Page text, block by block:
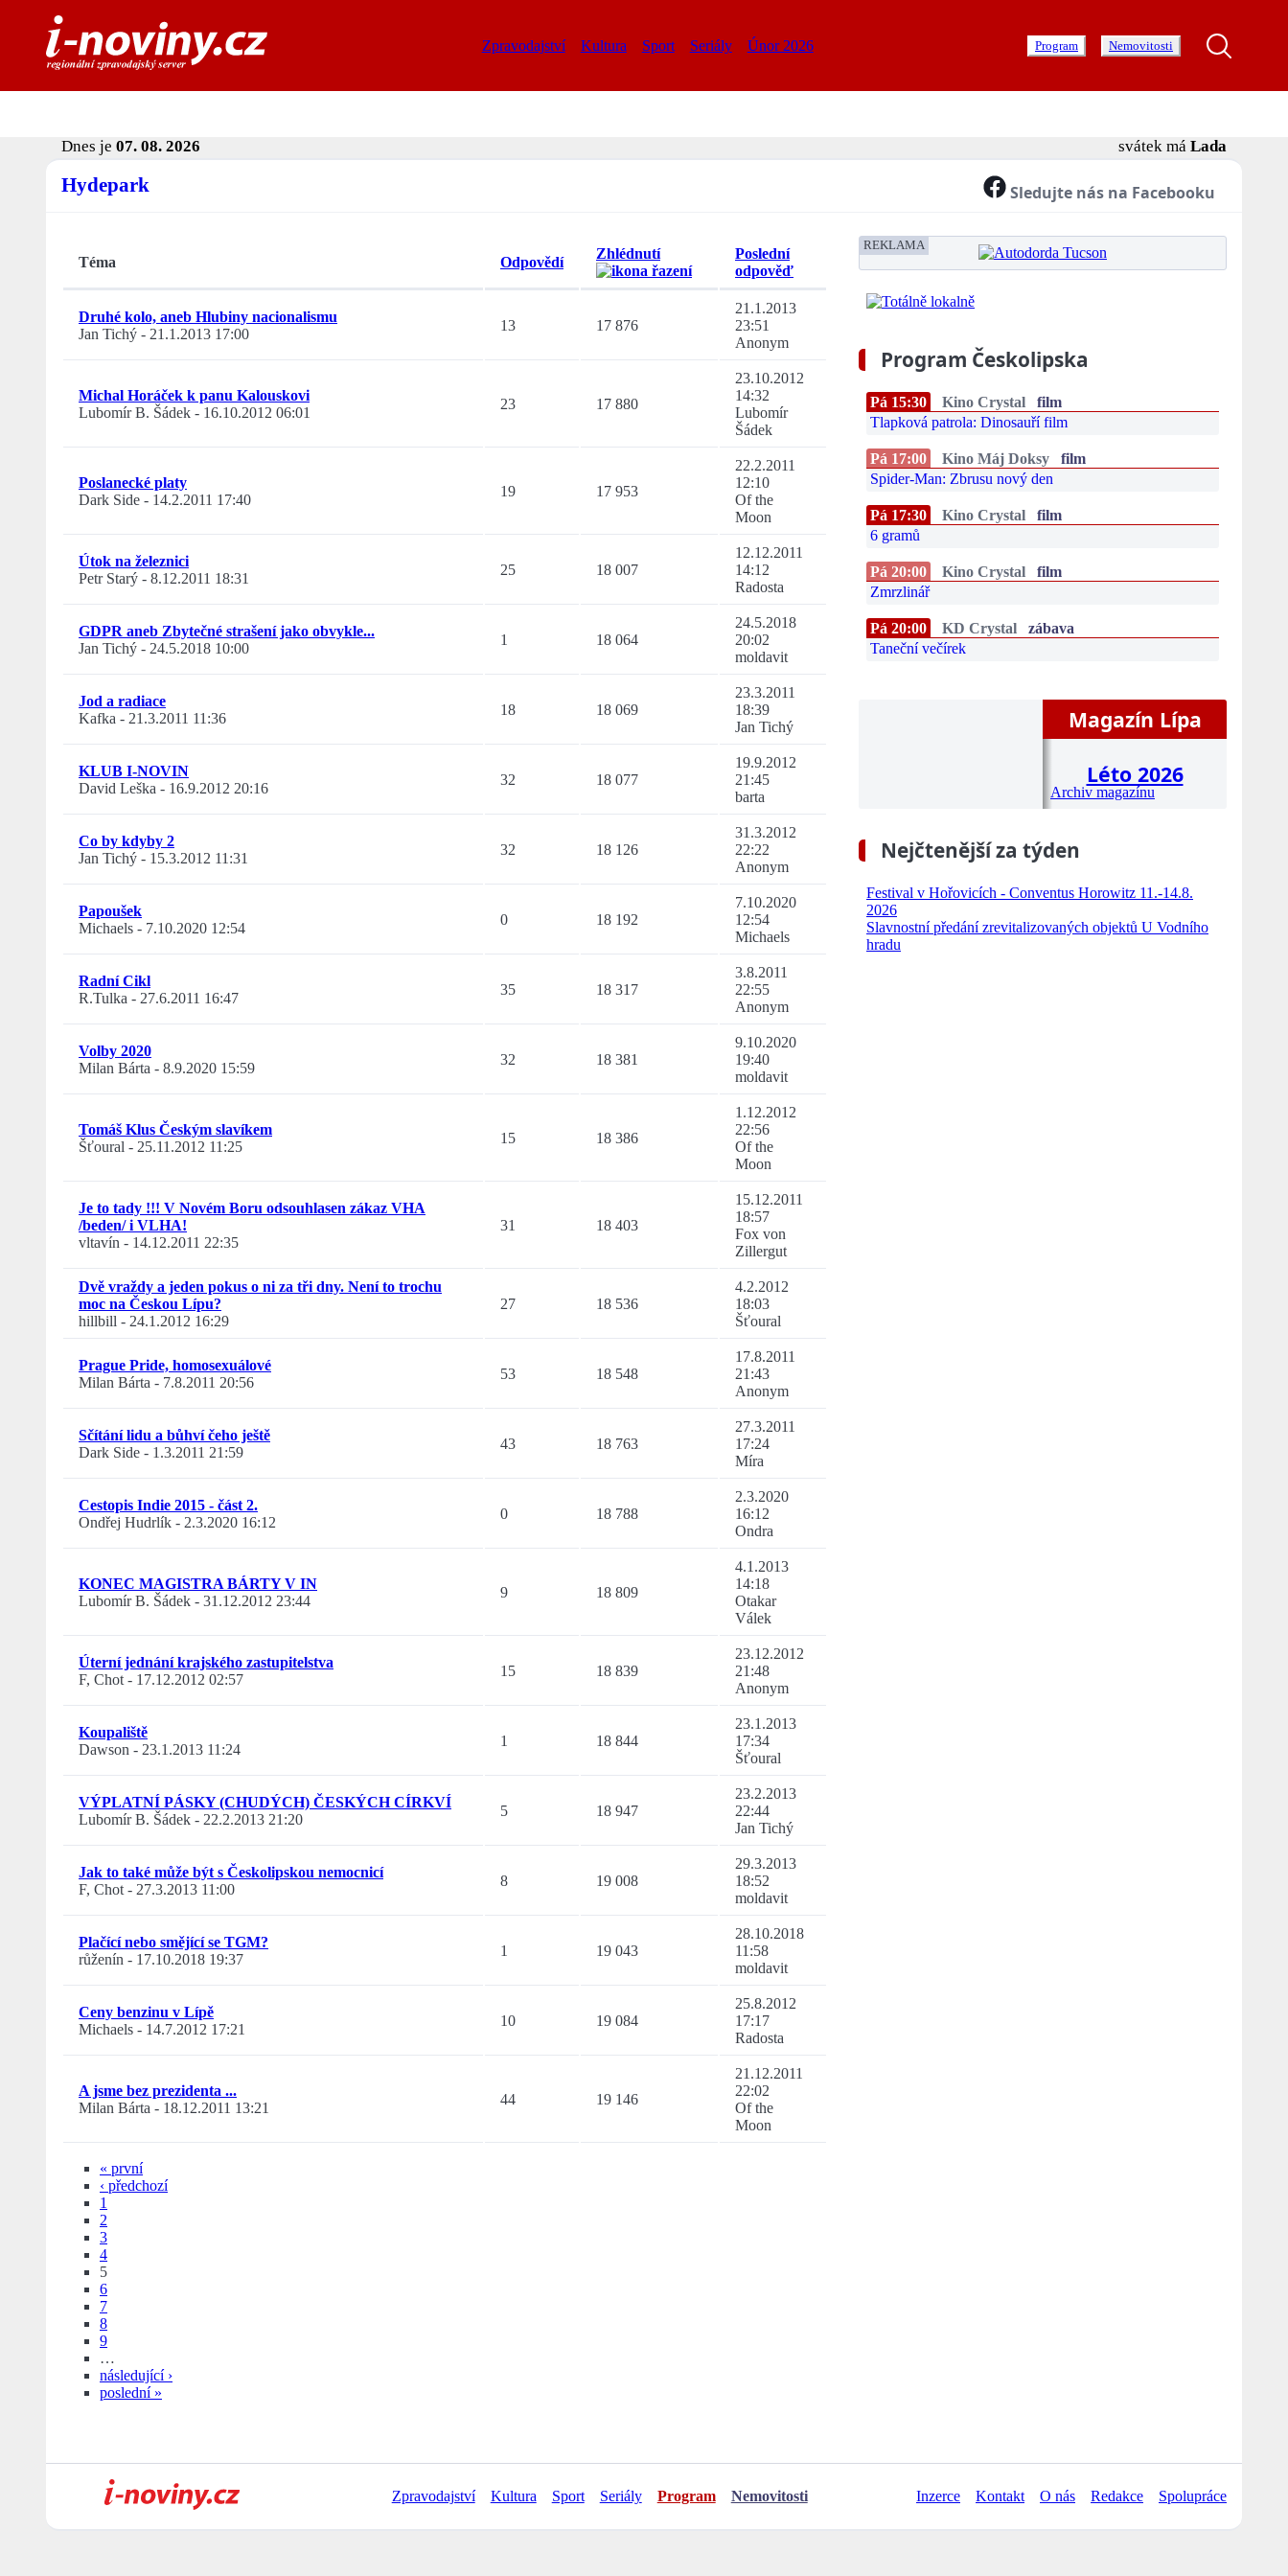
Zpravodajství Kultura Sport Seriály Únor 2026 Program Nemovitosti
Dnes je 07. 08. 2026 svátek má Lada
Hydepark Sledujte nás na Facebooku
Téma Odpovědí
Zhlédnutí
Poslední
odpověď
Druhé kolo, aneb Hlubiny nacionalismu
Jan Tichý - 21.1.2013 17:00
13 17 876
21.1.2013
23:51
Anonym
Michal Horáček k panu Kalouskovi
Lubomír B. Šádek - 16.10.2012 06:01
23 17 880
23.10.2012
14:32
Lubomír
Šádek
Poslanecké platy
Dark Side - 14.2.2011 17:40
19 17 953
22.2.2011
12:10
Of the
Moon
Útok na železnici
Petr Starý - 8.12.2011 18:31
25 18 007
12.12.2011
14:12
Radosta
GDPR aneb Zbytečné strašení jako obvykle...
Jan Tichý - 24.5.2018 10:00
1 18 064
24.5.2018
20:02
moldavit
Jod a radiace
Kafka - 21.3.2011 11:36
18 18 069
23.3.2011
18:39
Jan Tichý
KLUB I-NOVIN
David Leška - 16.9.2012 20:16
32 18 077
19.9.2012
21:45
barta
Co by kdyby 2
Jan Tichý - 15.3.2012 11:31
32 18 126
31.3.2012
22:22
Anonym
Papoušek
Michaels - 7.10.2020 12:54
0 18 192
7.10.2020
12:54
Michaels
Radní Cikl
R.Tulka - 27.6.2011 16:47
35 18 317
3.8.2011
22:55
Anonym
Volby 2020
Milan Bárta - 8.9.2020 15:59
32 18 381
9.10.2020
19:40
moldavit
Tomáš Klus Českým slavíkem
Šťoural - 25.11.2012 11:25
15 18 386
1.12.2012
22:56
Of the
Moon
Je to tady !!! V Novém Boru odsouhlasen zákaz VHA
/beden/ i VLHA!
vltavín - 14.12.2011 22:35
31 18 403
15.12.2011
18:57
Fox von
Zillergut
Dvě vraždy a jeden pokus o ni za tři dny. Není to trochu
moc na Českou Lípu?
hillbill - 24.1.2012 16:29
27 18 536
4.2.2012
18:03
Šťoural
Prague Pride, homosexuálové
Milan Bárta - 7.8.2011 20:56
53 18 548
17.8.2011
21:43
Anonym
Sčítání lidu a bůhví čeho ještě
Dark Side - 1.3.2011 21:59
43 18 763
27.3.2011
17:24
Míra
Cestopis Indie 2015 - část 2.
Ondřej Hudrlík - 2.3.2020 16:12
0 18 788
2.3.2020
16:12
Ondra
KONEC MAGISTRA BÁRTY V IN
Lubomír B. Šádek - 31.12.2012 23:44
9 18 809
4.1.2013
14:18
Otakar
Válek
Úterní jednání krajského zastupitelstva
F, Chot- 17.12.2012 02:57
15 18 839
23.12.2012
21:48
Anonym
Koupaliště
Dawson - 23.1.2013 11:24
1 18 844
23.1.2013
17:34
Šťoural
VÝPLATNÍ PÁSKY (CHUDÝCH) ČESKÝCH CÍRKVÍ
Lubomír B. Šádek - 22.2.2013 21:20
5 18 947
23.2.2013
22:44
Jan Tichý
Jak to také může být s Českolipskou nemocnicí
F, Chot- 27.3.2013 11:00
8 19 008
29.3.2013
18:52
moldavit
Plačící nebo smějící se TGM?
růženín - 17.10.2018 19:37
1 19 043
28.10.2018
11:58
moldavit
Ceny benzinu v Lípě
Michaels - 14.7.2012 17:21
10 19 084
25.8.2012
17:17
Radosta
A jsme bez prezidenta ...
Milan Bárta - 18.12.2011 13:21
44 19 146
21.12.2011
22:02
Of the
Moon
« první
‹ předchozí
1
2
3
4
5
6
7
8
9
…
následující ›
poslední »
REKLAMA
Program Českolipska
Pá 15:30 Kino Crystal
film
Tlapková patrola: Dinosauří film
Pá 17:00 Kino Máj Doksy
film
Spider-Man: Zbrusu nový den
Pá 17:30 Kino Crystal
film
6 gramů
Pá 20:00 Kino Crystal
film
Zmrzlinář
Pá 20:00 KD Crystal
zábava
Taneční večírek
Magazín Lípa
Léto 2026
Archiv magazínu
Nejčtenější za týden
Festival v Hořovicích - Conventus Horowitz 11.-14.8.
2026
Slavnostní předání zrevitalizovaných objektů U Vodního
hradu
Zpravodajství Kultura Sport Seriály Program Nemovitosti Inzerce Kontakt O nás Redakce Spolupráce